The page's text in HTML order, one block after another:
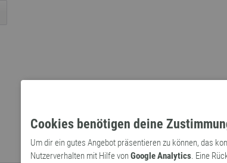
Cookies benötigen deine
Um dir ein gutes Angebot präsentieren zu können, das
Nutzerverhalten mit Hilfe vonGoogle Analytics. Eine